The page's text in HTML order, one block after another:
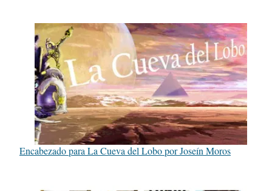
Encabezado para La Cueva del Lobo por Joseín Moros